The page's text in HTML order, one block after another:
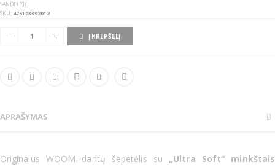
SANDĖLYJE
SKU 475103392012
Į KREPŠELĮ
APRAŠYMAS
Originalus WOOM dantų šepetėlis su „Ultra Soft“ minkštais